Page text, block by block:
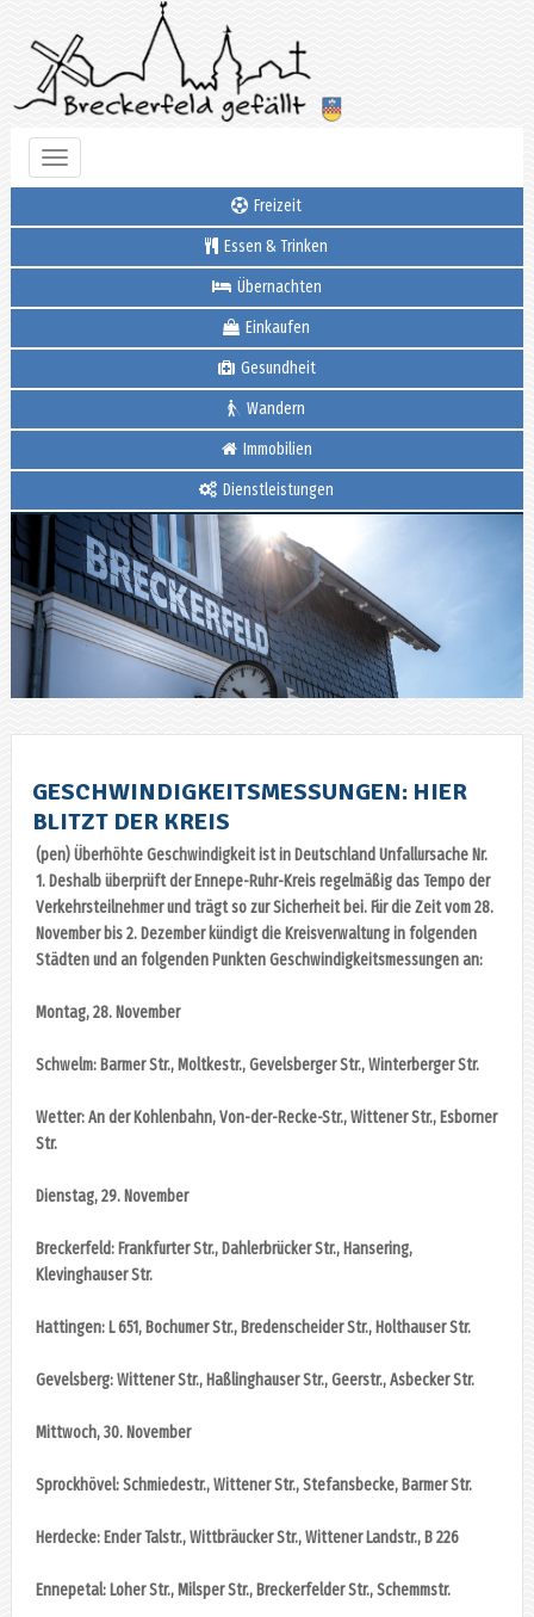
Toggle
navigation
Freizeit
Essen & Trinken
Übernachten
Einkaufen
Gesundheit
Wandern
Immobilien
Dienstleistungen
GESCHWINDIGKEITSMESSUNGEN: HIER
BLITZT DER KREIS
(pen) Überhöhte Geschwindigkeit ist in Deutschland Unfallursache Nr.
1. Deshalb überprüft der Ennepe-Ruhr-Kreis regelmäßig das Tempo der
Verkehrsteilnehmer und trägt so zur Sicherheit bei. Für die Zeit vom 28.
November bis 2. Dezember kündigt die Kreisverwaltung in folgenden
Städten und an folgenden Punkten Geschwindigkeitsmessungen an:
Montag, 28. November
Schwelm: Barmer Str., Moltkestr., Gevelsberger Str., Winterberger Str.
Wetter: An der Kohlenbahn, Von-der-Recke-Str., Wittener Str., Esborner
Str.
Dienstag, 29. November
Breckerfeld: Frankfurter Str., Dahlerbrücker Str., Hansering,
Klevinghauser Str.
Hattingen: L 651, Bochumer Str., Bredenscheider Str., Holthauser Str.
Gevelsberg: Wittener Str., Haßlinghauser Str., Geerstr., Asbecker Str.
Mittwoch, 30. November
Sprockhövel: Schmiedestr., Wittener Str., Stefansbecke, Barmer Str.
Herdecke: Ender Talstr., Wittbräucker Str., Wittener Landstr., B 226
Ennepetal: Loher Str., Milsper Str., Breckerfelder Str., Schemmstr.